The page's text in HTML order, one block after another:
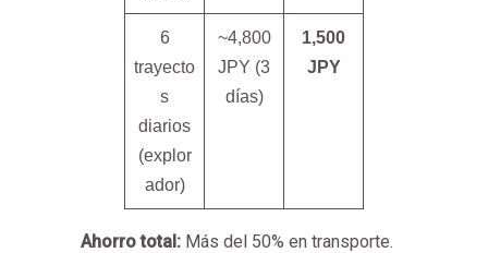
6
trayecto
s
diarios
(explor
ador)
~4,800
JPY (3
días)
1,500
JPY
Ahorro total: Más del 50% en transporte.